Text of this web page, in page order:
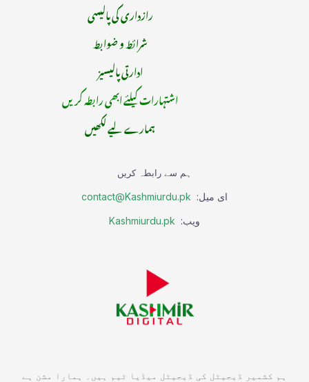
رازداری کی پالیسی
شرائط و ضوابط
ادارتی پالیسیز
اشتہارات کیلئے ابھی رابطہ کریں
ہمارے لیے لکھیں
ہم سے رابطہ کریں
ای میل: contact@Kashmiurdu.pk
ویب: Kashmiurdu.pk
ہم کشمیر ڈیجیٹل کی ڈیجیٹل میڈیا ٹیم ہیں۔ ہمارا مشن ہے